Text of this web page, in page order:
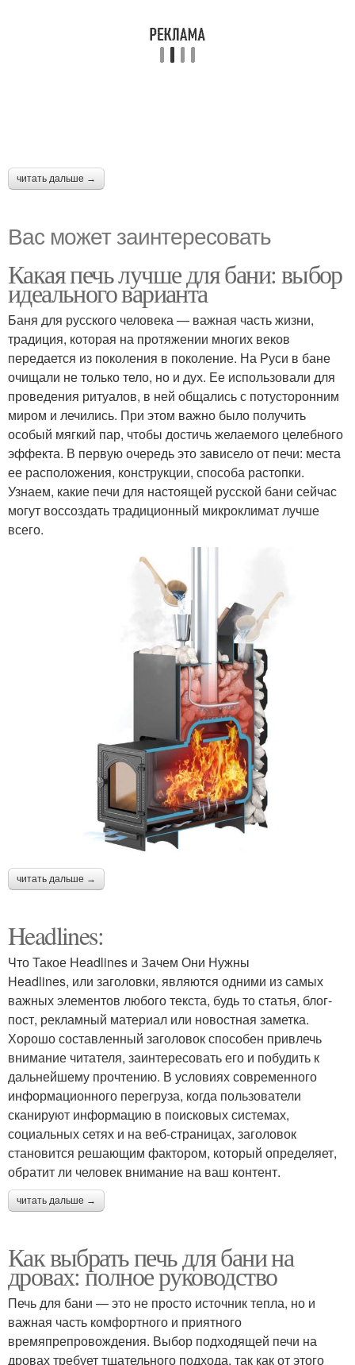
читать дальше →
Вас может заинтересовать
Какая печь лучше для бани: выбор
идеального варианта
Баня для русского человека — важная часть жизни,
традиция, которая на протяжении многих веков
передается из поколения в поколение. На Руси в бане
очищали не только тело, но и дух. Ее использовали для
проведения ритуалов, в ней общались с потусторонним
миром и лечились. При этом важно было получить
особый мягкий пар, чтобы достичь желаемого целебного
эффекта. В первую очередь это зависело от печи: места
ее расположения, конструкции, способа растопки.
Узнаем, какие печи для настоящей русской бани сейчас
могут воссоздать традиционный микроклимат лучше
всего.
читать дальше →
Headlines:
Что Такое Headlines и Зачем Они Нужны
Headlines, или заголовки, являются одними из самых
важных элементов любого текста, будь то статья, блог-
пост, рекламный материал или новостная заметка.
Хорошо составленный заголовок способен привлечь
внимание читателя, заинтересовать его и побудить к
дальнейшему прочтению. В условиях современного
информационного перегруза, когда пользователи
сканируют информацию в поисковых системах,
социальных сетях и на веб-страницах, заголовок
становится решающим фактором, который определяет,
обратит ли человек внимание на ваш контент.
читать дальше →
Как выбрать печь для бани на
дровах: полное руководство
Печь для бани — это не просто источник тепла, но и
важная часть комфортного и приятного
времяпрепровождения. Выбор подходящей печи на
дровах требует тщательного подхода, так как от этого